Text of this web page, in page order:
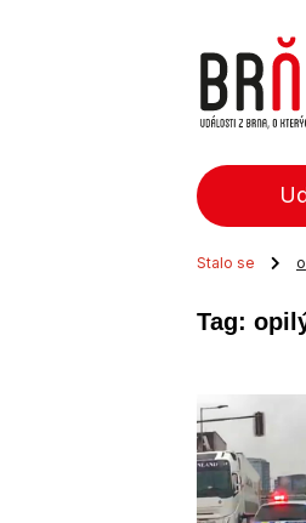
Stalo se
Tag: